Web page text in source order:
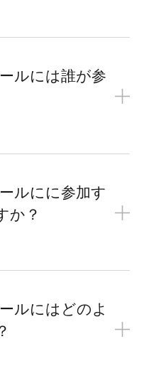
ルには誰が参
ルにに参加す
か？
ルにはどのよ